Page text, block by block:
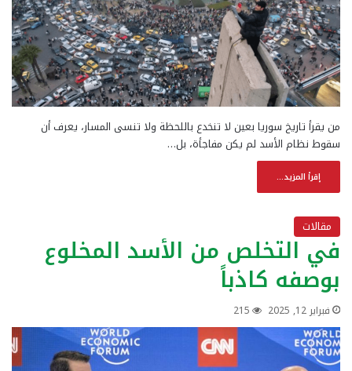
من يقرأ تاريخ سوريا بعين لا تنخدع باللحظة ولا تنسى المسار، يعرف أن
سقوط نظام الأسد لم يكن مفاجأة، بل…
إقرأ المزيد...
مقالات
في التخلص من الأسد المخلوع
بوصفه كاذباً
فبراير 12, 2025 215